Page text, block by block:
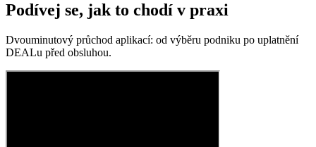
Podívej se, jak to chodí v praxi
Dvouminutový průchod aplikací: od výběru podniku po uplatnění
DEALu před obsluhou.